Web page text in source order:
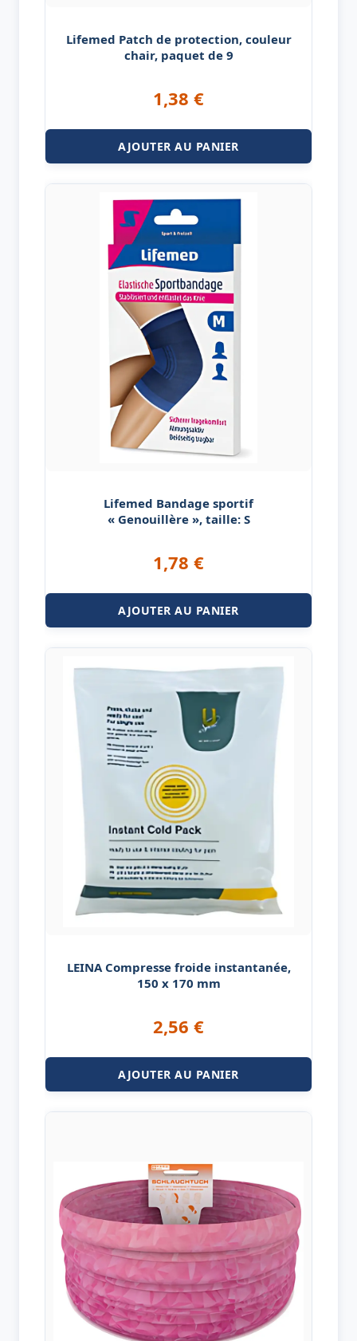
Lifemed Patch de protection, couleur
chair, paquet de 9
1,38 €
AJOUTER AU PANIER
Lifemed Bandage sportif
« Genouillère », taille: S
1,78 €
AJOUTER AU PANIER
LEINA Compresse froide instantanée,
150 x 170 mm
2,56 €
AJOUTER AU PANIER